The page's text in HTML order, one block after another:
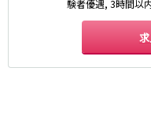
験者優遇, 3時間以
三条駅
Osaka Metro御堂筋